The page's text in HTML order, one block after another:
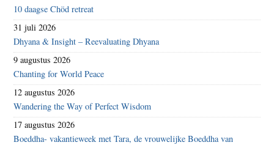
10 daagse Chöd retreat
31 juli 2026
Dhyana & Insight – Reevaluating Dhyana
9 augustus 2026
Chanting for World Peace
12 augustus 2026
Wandering the Way of Perfect Wisdom
17 augustus 2026
Boeddha- vakantieweek met Tara, de vrouwelijke Boeddha van